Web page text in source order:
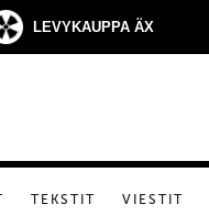
LEVYKAUPPA ÄX
TEKSTIT VIESTIT